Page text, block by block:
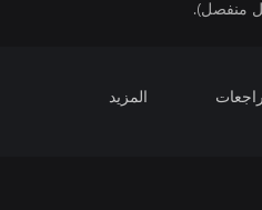
منفصل).
المزيد